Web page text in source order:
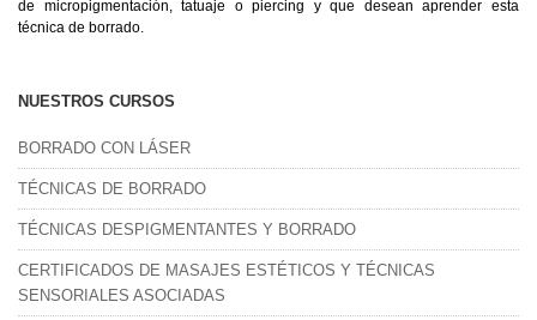
de micropigmentación, tatuaje o piercing y que desean aprender esta
técnica de borrado.
NUESTROS CURSOS
BORRADO CON LÁSER
TÉCNICAS DE BORRADO
TÉCNICAS DESPIGMENTANTES Y BORRADO
CERTIFICADOS DE MASAJES ESTÉTICOS Y TÉCNICAS
SENSORIALES ASOCIADAS